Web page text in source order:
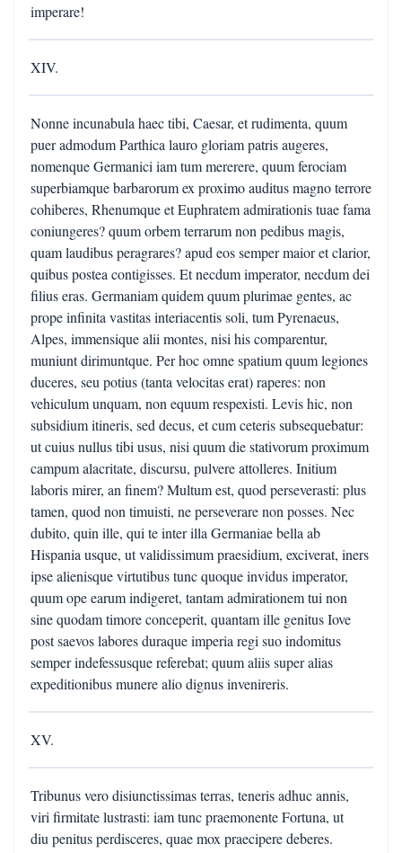
imperare!
XIV.
Nonne incunabula haec tibi, Caesar, et rudimenta, quum
puer admodum Parthica lauro gloriam patris augeres,
nomenque Germanici iam tum mererere, quum ferociam
superbiamque barbarorum ex proximo auditus magno terrore
cohiberes, Rhenumque et Euphratem admirationis tuae fama
coniungeres? quum orbem terrarum non pedibus magis,
quam laudibus peragrares? apud eos semper maior et clarior,
quibus postea contigisses. Et necdum imperator, necdum dei
filius eras. Germaniam quidem quum plurimae gentes, ac
prope infinita vastitas interiacentis soli, tum Pyrenaeus,
Alpes, immensique alii montes, nisi his comparentur,
muniunt dirimuntque. Per hoc omne spatium quum legiones
duceres, seu potius (tanta velocitas erat) raperes: non
vehiculum unquam, non equum respexisti. Levis hic, non
subsidium itineris, sed decus, et cum ceteris subsequebatur:
ut cuius nullus tibi usus, nisi quum die stativorum proximum
campum alacritate, discursu, pulvere attolleres. Initium
laboris mirer, an finem? Multum est, quod perseverasti: plus
tamen, quod non timuisti, ne perseverare non posses. Nec
dubito, quin ille, qui te inter illa Germaniae bella ab
Hispania usque, ut validissimum praesidium, exciverat, iners
ipse alienisque virtutibus tunc quoque invidus imperator,
quum ope earum indigeret, tantam admirationem tui non
sine quodam timore conceperit, quantam ille genitus Iove
post saevos labores duraque imperia regi suo indomitus
semper indefessusque referebat; quum aliis super alias
expeditionibus munere alio dignus invenireris.
XV.
Tribunus vero disiunctissimas terras, teneris adhuc annis,
viri firmitate lustrasti: iam tunc praemonente Fortuna, ut
diu penitus perdisceres, quae mox praecipere deberes.